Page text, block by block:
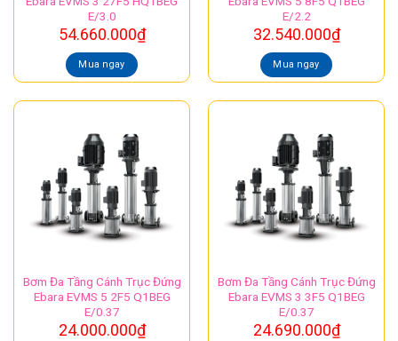
E/3.0
54.660.000₫
Mua ngay
E/2.2
32.540.000₫
Mua ngay
Bơm Đa Tầng Cánh Trục Đứng
Ebara EVMS 5 2F5 Q1BEG
E/0.37
24.000.000₫
Bơm Đa Tầng Cánh Trục Đứng
Ebara EVMS 3 3F5 Q1BEG
E/0.37
24.690.000₫